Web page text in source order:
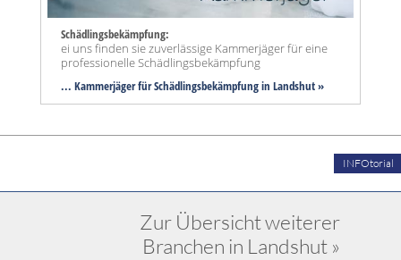
Schädlingsbekämpfung:
ei uns finden sie zuverlässige Kammerjäger für eine
professionelle Schädlingsbekämpfung
... Kammerjäger für Schädlingsbekämpfung in Landshut »
INFOtorial
Zur Übersicht weiterer
Branchen in Landshut »